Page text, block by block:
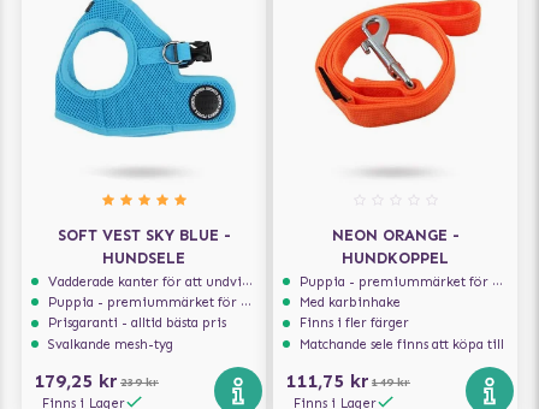
SOFT VEST SKY BLUE -
HUNDSELE
Vadderade kanter för att undvika skav
Puppia - premiummärket för hundselar
Prisgaranti - alltid bästa pris
Svalkande mesh-tyg
179,25 kr 239 kr
Finns i Lager
NEON ORANGE -
HUNDKOPPEL
Puppia - premiummärket för hundselar
Med karbinhake
Finns i fler färger
Matchande sele finns att köpa till
111,75 kr 149 kr
Finns i Lager